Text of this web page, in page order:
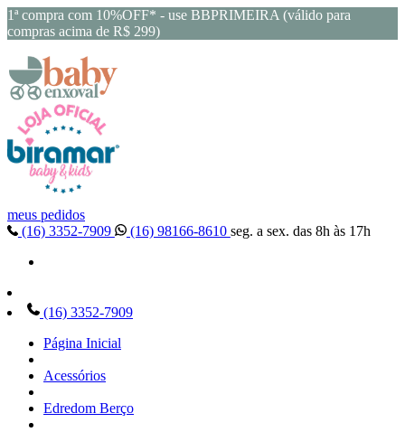
1ª compra com 10%OFF* - use BBPRIMEIRA (válido para
compras acima de R$ 299)
meus pedidos
(16) 3352-7909
(16) 98166-8610 seg. a sex. das 8h às 17h
(16) 3352-7909
Página Inicial
Acessórios
Edredom Berço